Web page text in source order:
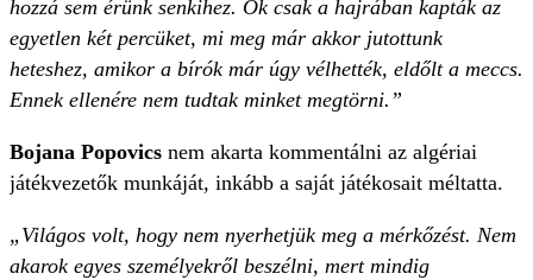
hozzá sem érünk senkihez. Ők csak a hajrában kapták az
egyetlen két percüket, mi meg már akkor jutottunk
heteshez, amikor a bírók már úgy vélhették, eldőlt a meccs.
Ennek ellenére nem tudtak minket megtörni.”
Bojana Popovics nem akarta kommentálni az algériai
játékvezetők munkáját, inkább a saját játékosait méltatta.
„Világos volt, hogy nem nyerhetjük meg a mérkőzést. Nem
akarok egyes személyekről beszélni, mert mindig